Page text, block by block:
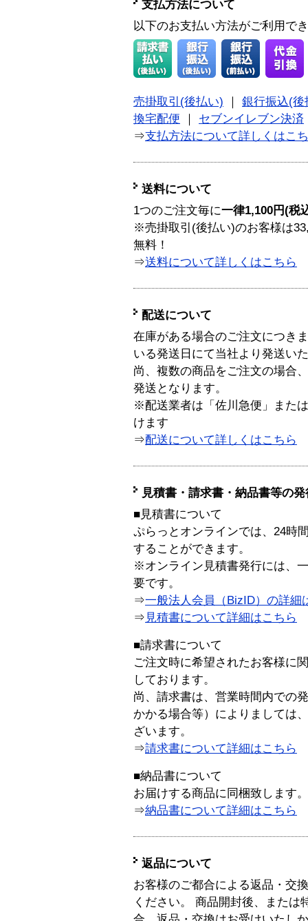
支払方法について
以下のお支払い方法がご利用で
売掛取引(後払い)
銀行振込(後
換宅配便
セブンイレブン決済
⇒支払方法について詳しくはこ
送料について
1つのご注文毎に一律1,100円(税
※売掛取引(後払い)のお客様は
無料！
⇒送料について詳しくはこちら
配送について
在庫がある場合のご注文につき
いる発送日にて当社より発送い
尚、複数の商品をご注文の場合
発送となります。
※配送業者は「佐川急便」また
けます
⇒配送について詳しくはこちら
見積書・請求書・納品書等の
■見積書について
ぷらっとオンラインでは、24時
することができます。
※オンライン見積書発行には、
要です。
⇒一般法人会員（BizID）の詳細
⇒ 見積書について詳細はこちら
■請求書について
ご注文時に希望されたお客様に
しております。
尚、請求書は、営業時間内での
かかる場合等）によりましては
ざいます。
⇒請求書について詳細はこちら
■納品書について
お届けする商品に同梱致します。
⇒納品書について詳細はこちら
返品について
お客様のご都合による返品・交
ください。 商品開封後、または